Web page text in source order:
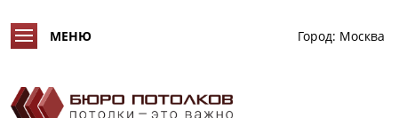
Город: Москва